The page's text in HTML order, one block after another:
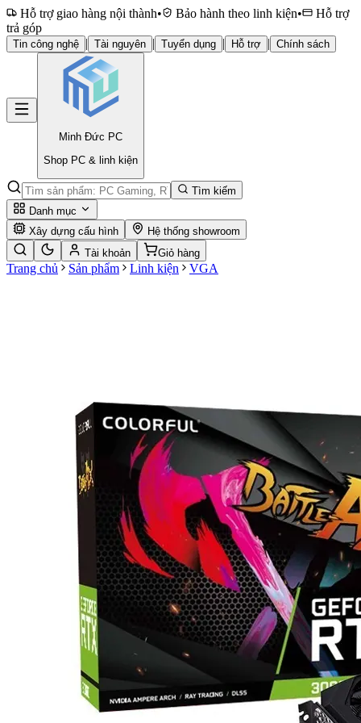
Hỗ trợ giao hàng nội thành• Bảo hành theo linh kiện•
Hỗ trợ
trả góp
Tin công nghệ | Tài nguyên | Tuyển dụng | Hỗ trợ | Chính sách
Minh Đức PC
Shop PC & linh kiện
Tìm kiếm
Danh mục
Xây dựng cấu hình
Hệ thống showroom
Tài khoản
Giỏ hàng
Trang chủ Sản phẩm Linh kiện VGA